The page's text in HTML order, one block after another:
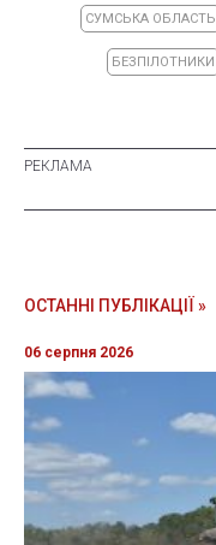
СУМСЬКА ОБЛАСТЬ
БЕЗПІЛОТНИКИ
ОСТАННІ ПУБЛІКАЦІЇ »
06 серпня 2026